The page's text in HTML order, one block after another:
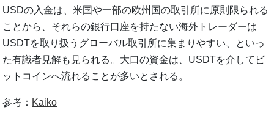
USDの入金は、米国や一部の欧州国の取引所に原則限られる
ことから、それらの銀行口座を持たない海外トレーダーは
USDTを取り扱うグローバル取引所に集まりやすい、といっ
た有識者見解も見られる。大口の資金は、USDTを介してビ
ットコインへ流れることが多いとされる。
参考： Kaiko